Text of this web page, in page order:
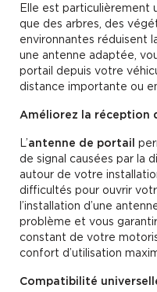
Elle est particulièrement
que des arbres, des
environnantes réduisent
une antenne adaptée,
portail depuis votre
distance importante ou
Améliorez la réception
L’antenne de portail
de signal causées par la
autour de votre
difficultés pour ouvrir
l’installation d’une
problème et vous
constant de votre
confort d’utilisation
Compatibilité